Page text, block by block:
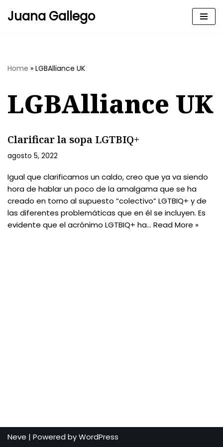
Juana Gallego
Home » LGBAlliance UK
LGBAlliance UK
Clarificar la sopa LGTBIQ+
agosto 5, 2022
Igual que clarificamos un caldo, creo que ya va siendo
hora de hablar un poco de la amalgama que se ha
creado en torno al supuesto “colectivo” LGTBIQ+ y de
las diferentes problemáticas que en él se incluyen. Es
evidente que el acrónimo LGTBIQ+ ha… Read More »
Neve | Powered byWordPress